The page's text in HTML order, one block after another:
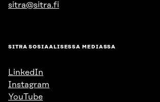
sitra@sitra.fi
SITRA SOSIAALISESSA MEDIASSA
LinkedIn
Instagram
YouTube